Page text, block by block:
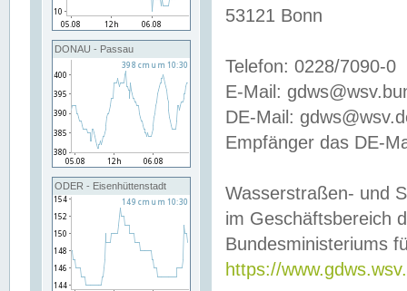
DONAU - Passau
ODER - Eisenhüttenstadt
53121 Bonn
Telefon: 0228/7090-0
E-Mail:
DE-Mail:
Empfänger das DE-
Wasserstraßen- und
im Geschäftsbereich
Bundesministeriums
https://